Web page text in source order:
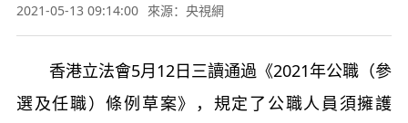
2021-05-13 09:14:00 來源：央視網
香港立法會5月12日三讀通過《2021年公職（參
選及任職）條例草案》，規定了公職人員須擁護